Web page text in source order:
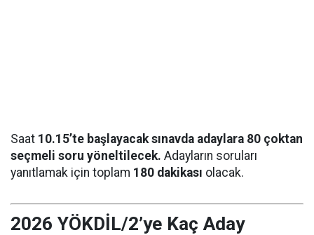
Saat 10.15’te başlayacak sınavda adaylara 80 çoktan
seçmeli soru yöneltilecek. Adayların soruları
yanıtlamak için toplam 180 dakikası olacak.
2026 YÖKDİL/2’ye Kaç Aday